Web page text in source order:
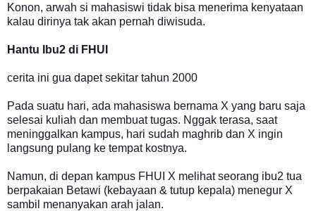
Konon, arwah si mahasiswi tidak bisa menerima kenyataan
kalau dirinya tak akan pernah diwisuda.
Hantu Ibu2 di FHUI
cerita ini gua dapet sekitar tahun 2000
Pada suatu hari, ada mahasiswa bernama X yang baru saja
selesai kuliah dan membuat tugas. Nggak terasa, saat
meninggalkan kampus, hari sudah maghrib dan X ingin
langsung pulang ke tempat kostnya.
Namun, di depan kampus FHUI X melihat seorang ibu2 tua
berpakaian Betawi (kebayaan & tutup kepala) menegur X
sambil menanyakan arah jalan.